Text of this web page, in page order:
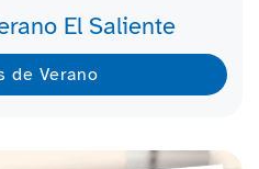
El Saliente
de Verano